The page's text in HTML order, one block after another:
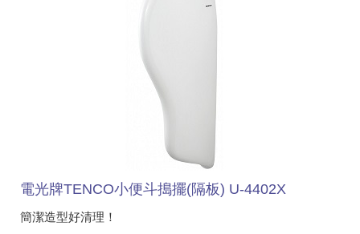
電光牌TENCO小便斗搗擺(隔板) U-4402X
簡潔造型好清理！